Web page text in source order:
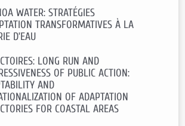
Contact CEE-M :Francesco RICCI
Financement: ADEME GRAINE
Durée: 2021 – 2024
WATER: STRATÉGIES
TRANSFORMATIVES À LA
D’EAU
Financement: Fond Européen PRIMA
Durée : 2021 – 2025
Contact CEE-M : KatrinERDLENBRUCH
LONG RUN AND
OF PUBLIC ACTION:
AND
OF ADAPTATION
FOR COASTAL AREAS